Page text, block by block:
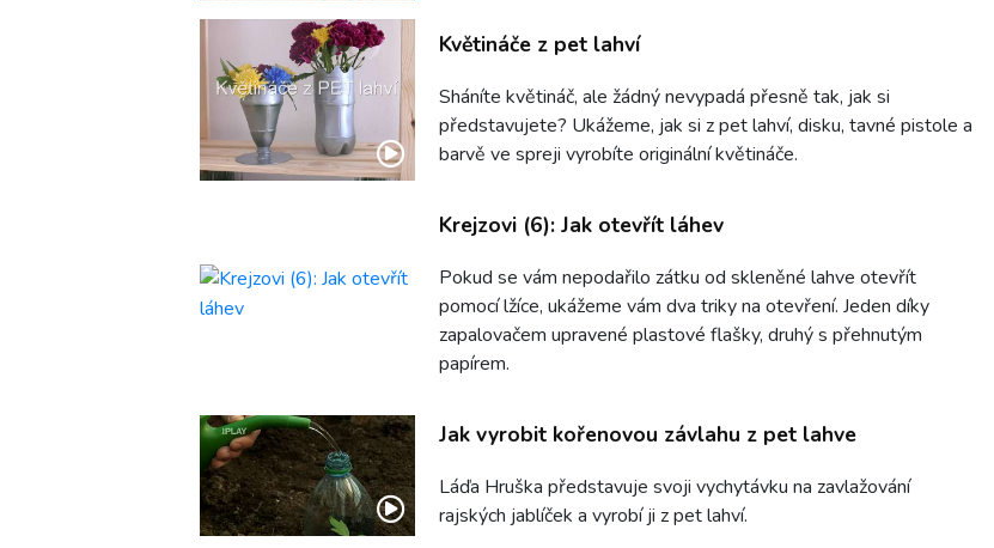
Květináče z pet lahví
Sháníte květináč, ale žádný nevypadá přesně tak, jak si
představujete? Ukážeme, jak si z pet lahví, disku, tavné pistole a
barvě ve spreji vyrobíte originální květináče.
Krejzovi (6): Jak otevřít láhev
Pokud se vám nepodařilo zátku od skleněné lahve otevřít
pomocí lžíce, ukážeme vám dva triky na otevření. Jeden díky
zapalovačem upravené plastové flašky, druhý s přehnutým
papírem.
Jak vyrobit kořenovou závlahu z pet lahve
Láďa Hruška představuje svoji vychytávku na zavlažování
rajských jablíček a vyrobí ji z pet lahví.